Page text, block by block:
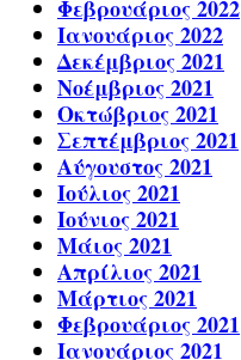
Φεβρουάριος 2022
Ιανουάριος 2022
Δεκέμβριος 2021
Νοέμβριος 2021
Οκτώβριος 2021
Σεπτέμβριος 2021
Αύγουστος 2021
Ιούλιος 2021
Ιούνιος 2021
Μάιος 2021
Απρίλιος 2021
Μάρτιος 2021
Φεβρουάριος 2021
Ιανουάριος 2021